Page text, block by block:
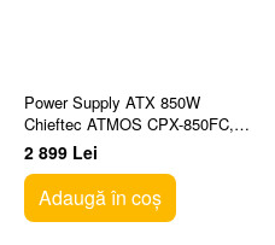
Power Supply ATX 850W
Chieftec ATMOS CPX-850FC,
80+ Gold, 120mm, ATX 3.0, FB
LLC, DC/DC, Smart Ventilator
2 899 Lei
Adaugă în coș